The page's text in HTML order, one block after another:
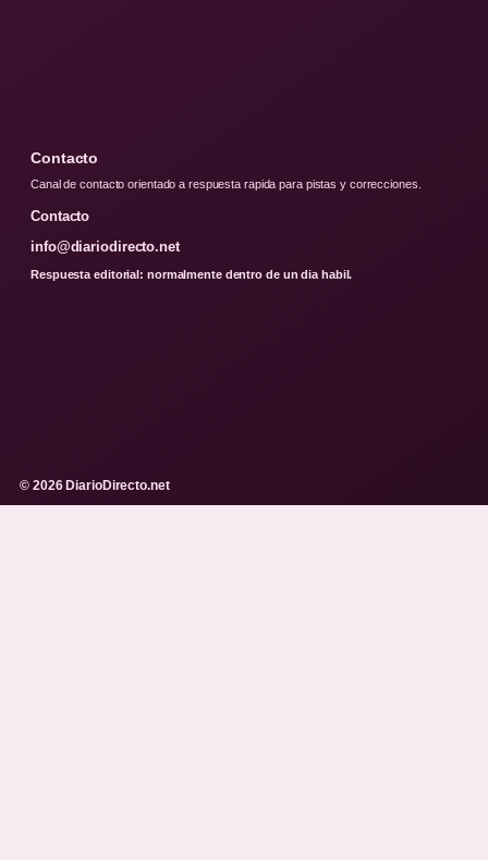
Contacto
Canal de contacto orientado a respuesta rapida para pistas y correcciones.
Contacto
info@diariodirecto.net
Respuesta editorial: normalmente dentro de un dia habil.
© 2026 DiarioDirecto.net